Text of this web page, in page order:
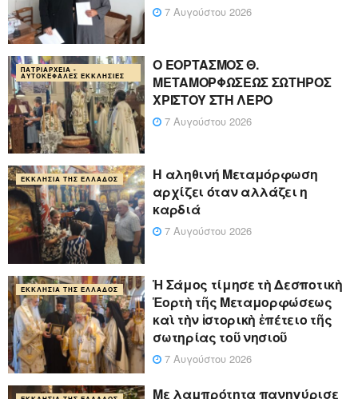
7 Αυγούστου 2026
ΠΑΤΡΙΑΡΧΕΊΑ -
ΑΥΤΟΚΈΦΑΛΕΣ ΕΚΚΛΗΣΊΕΣ
Ο ΕΟΡΤΑΣΜΟΣ Θ.
ΜΕΤΑΜΟΡΦΩΣΕΩΣ ΣΩΤΗΡΟΣ
ΧΡΙΣΤΟΥ ΣΤΗ ΛΕΡΟ
7 Αυγούστου 2026
ΕΚΚΛΗΣΊΑ ΤΗΣ ΕΛΛΆΔΟΣ
Η αληθινή Μεταμόρφωση
αρχίζει όταν αλλάζει η
καρδιά
7 Αυγούστου 2026
ΕΚΚΛΗΣΊΑ ΤΗΣ ΕΛΛΆΔΟΣ
Ἡ Σάμος τίμησε τὴ Δεσποτικὴ
Ἑορτὴ τῆς Μεταμορφώσεως
καὶ τὴν ἱστορικὴ ἐπέτειο τῆς
σωτηρίας τοῦ νησιοῦ
7 Αυγούστου 2026
Με λαμπρότητα πανηγύρισε